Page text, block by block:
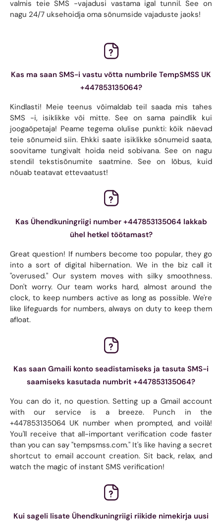
valmis teie SMS -vajadusi vastama igal tunnil. See on
nagu 24/7 uksehoidja oma sõnumside vajaduste jaoks!
Kas ma saan SMS-i vastu võtta numbrile TempSMSS UK
+447853135064?
Kindlasti! Meie teenus võimaldab teil saada mis tahes
SMS -i, isiklikke või mitte. See on sama paindlik kui
joogaõpetaja! Peame tegema olulise punkti: kõik näevad
teie sõnumeid siin. Ehkki saate isiklikke sõnumeid saata,
soovitame tungivalt hoida neid sobivana. See on nagu
stendil tekstisõnumite saatmine. See on lõbus, kuid
nõuab teatavat ettevaatust!
Kas Ühendkuningriigi number +447853135064 lakkab
ühel hetkel töötamast?
Great question! If numbers become too popular, they go
into a sort of digital hibernation. We in the biz call it
"overused." Our system moves with silky smoothness.
Don't worry. Our team works hard, almost around the
clock, to keep numbers active as long as possible. We're
like lifeguards for numbers, always on duty to keep them
afloat.
Kas saan Gmaili konto seadistamiseks ja tasuta SMS-i
saamiseks kasutada numbrit +447853135064?
You can do it, no question. Setting up a Gmail account
with our service is a breeze. Punch in the
+447853135064 UK number when prompted, and voilà!
You'll receive that all-important verification code faster
than you can say "tempsmss.com." It's like having a secret
shortcut to email account creation. Sit back, relax, and
watch the magic of instant SMS verification!
Kui sageli lisate Ühendkuningriigi riikide nimekirja uusi